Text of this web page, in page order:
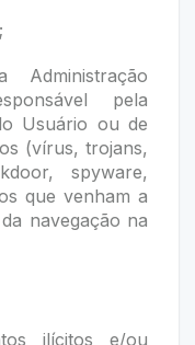
pela
Usuário ou de
(vírus, trojans,
spyware,
que venham a
navegação na
ilícitos e/ou